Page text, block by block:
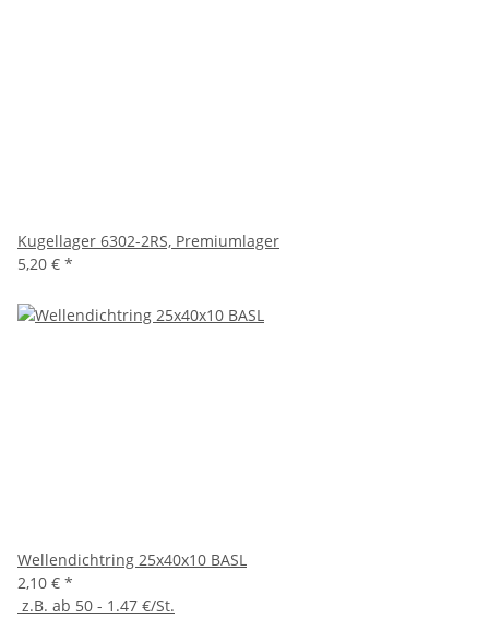
Kugellager 6302-2RS, Premiumlager
5,20 € *
Wellendichtring 25x40x10 BASL
2,10 € *
z.B. ab 50 - 1.47 €/St.